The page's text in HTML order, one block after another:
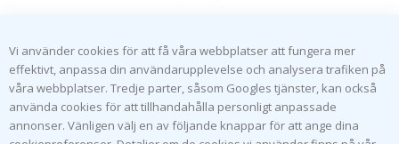
Vi använder cookies för att få våra webbplatser att fungera mer
effektivt, anpassa din användarupplevelse och analysera trafiken på
våra webbplatser. Tredje parter, såsom Googles tjänster, kan också
använda cookies för att tillhandahålla personligt anpassade
annonser. Vänligen välj en av följande knappar för att ange dina